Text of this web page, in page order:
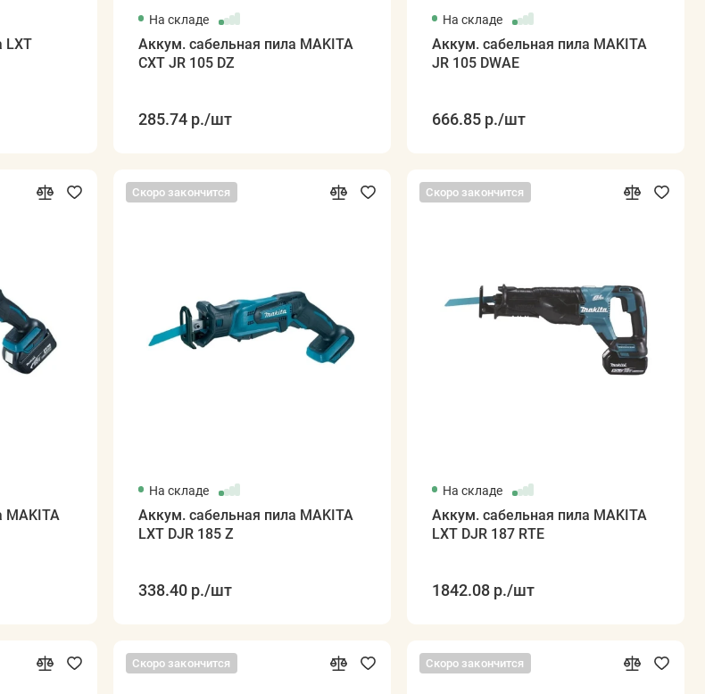
LXT
На складе
Аккум. сабельная пила MAKITA
CXT JR 105 DZ
285.74 р./шт
На складе
Аккум. сабельная пила MAKITA
JR 105 DWAE
666.85 р./шт
MAKITA
Скоро закончится
На складе
Аккум. сабельная пила MAKITA
LXT DJR 185 Z
338.40 р./шт
Скоро закончится
На складе
Аккум. сабельная пила MAKITA
LXT DJR 187 RTE
1842.08 р./шт
Скоро закончится Скоро закончится